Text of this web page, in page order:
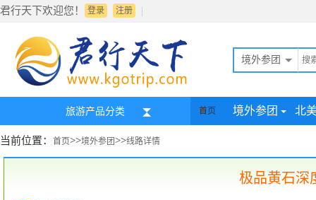
君行天下欢迎您！ 登录 |
注册
境外参团
旅游产品分类 首页 境外参团 北
当前位置： 首页>>境外参团>>线路详情
极品黄石深